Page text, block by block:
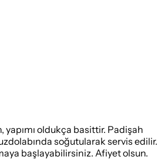
yapımı oldukça basittir. Padişah
soğutularak servis edilir.
başlayabilirsiniz. Afiyet olsun.